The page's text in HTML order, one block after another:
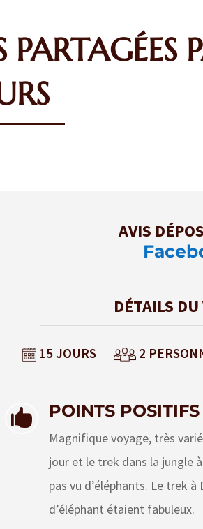
AVIS
DÉTAILS DU
15 JOURS 2
 POINTS POSITIFS
Magnifique voyage, très
jour et le trek dans la jungle
pas vu d’éléphants. Le trek
d’éléphant étaient fabuleux.